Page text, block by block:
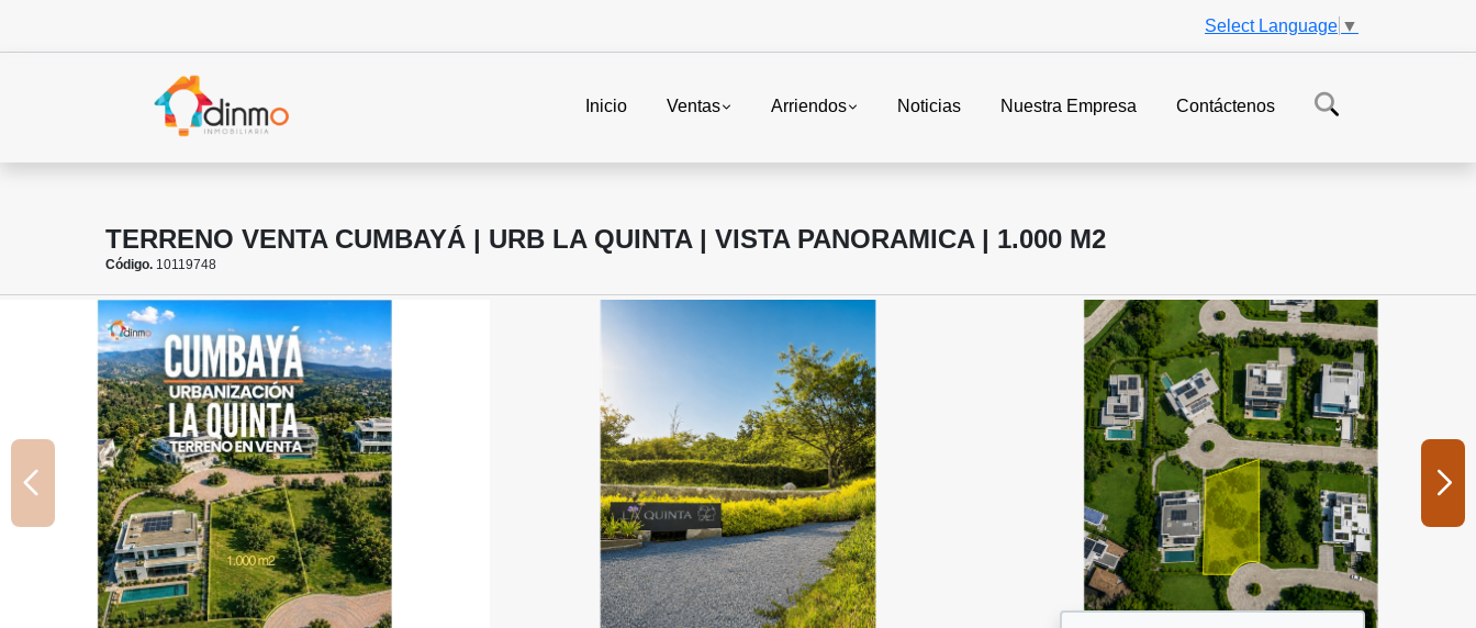
Select Language ▼
Inicio Ventas Arriendos Noticias Nuestra Empresa Contáctenos
TERRENO VENTA CUMBAYÁ | URB LA QUINTA | VISTA PANORAMICA | 1.000 M2
Código. 10119748